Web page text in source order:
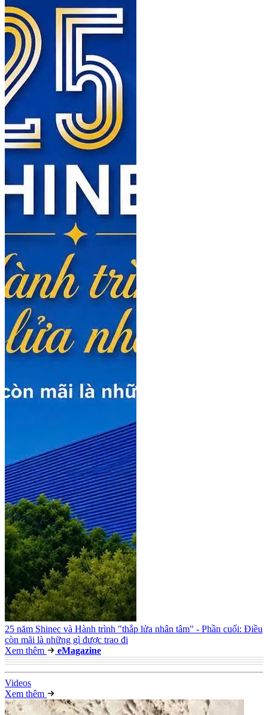
25 năm Shinec và Hành trình "thắp lửa nhân tâm" - Phần cuối: Điều
còn mãi là những gì được trao đi
Xem thêm
eMagazine
Videos
Xem thêm